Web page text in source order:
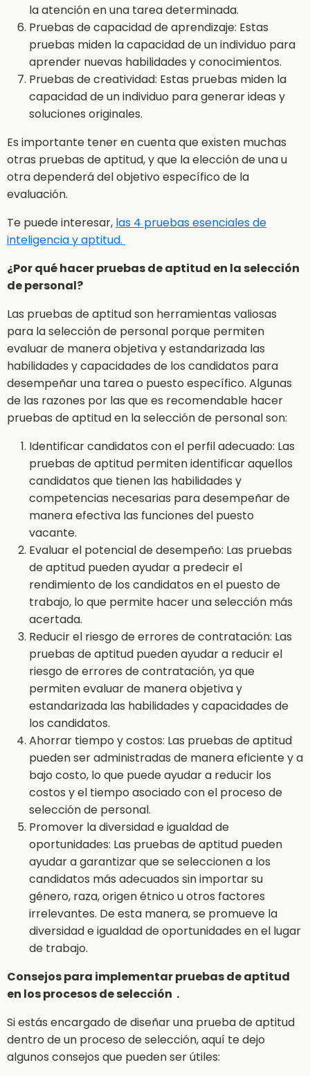
la atención en una tarea determinada.
Pruebas de capacidad de aprendizaje: Estas
pruebas miden la capacidad de un individuo para
aprender nuevas habilidades y conocimientos.
Pruebas de creatividad: Estas pruebas miden la
capacidad de un individuo para generar ideas y
soluciones originales.
Es importante tener en cuenta que existen muchas
otras pruebas de aptitud, y que la elección de una u
otra dependerá del objetivo específico de la
evaluación.
Te puede interesar, las 4 pruebas esenciales de
inteligencia y aptitud.
¿Por qué hacer pruebas de aptitud en la selección
de personal?
Las pruebas de aptitud son herramientas valiosas
para la selección de personal porque permiten
evaluar de manera objetiva y estandarizada las
habilidades y capacidades de los candidatos para
desempeñar una tarea o puesto específico. Algunas
de las razones por las que es recomendable hacer
pruebas de aptitud en la selección de personal son:
Identificar candidatos con el perfil adecuado: Las
pruebas de aptitud permiten identificar aquellos
candidatos que tienen las habilidades y
competencias necesarias para desempeñar de
manera efectiva las funciones del puesto
vacante.
Evaluar el potencial de desempeño: Las pruebas
de aptitud pueden ayudar a predecir el
rendimiento de los candidatos en el puesto de
trabajo, lo que permite hacer una selección más
acertada.
Reducir el riesgo de errores de contratación: Las
pruebas de aptitud pueden ayudar a reducir el
riesgo de errores de contratación, ya que
permiten evaluar de manera objetiva y
estandarizada las habilidades y capacidades de
los candidatos.
Ahorrar tiempo y costos: Las pruebas de aptitud
pueden ser administradas de manera eficiente y a
bajo costo, lo que puede ayudar a reducir los
costos y el tiempo asociado con el proceso de
selección de personal.
Promover la diversidad e igualdad de
oportunidades: Las pruebas de aptitud pueden
ayudar a garantizar que se seleccionen a los
candidatos más adecuados sin importar su
género, raza, origen étnico u otros factores
irrelevantes. De esta manera, se promueve la
diversidad e igualdad de oportunidades en el lugar
de trabajo.
Consejos para implementar pruebas de aptitud
en los procesos de selección .
Si estás encargado de diseñar una prueba de aptitud
dentro de un proceso de selección, aquí te dejo
algunos consejos que pueden ser útiles: